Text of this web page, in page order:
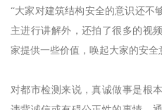
“大家对建筑结构安全的意识还不
主进行讲解外，还拍了很多的视
家提供一些价值，唤起大家的安全
对都市检测来说，真诚做事是根